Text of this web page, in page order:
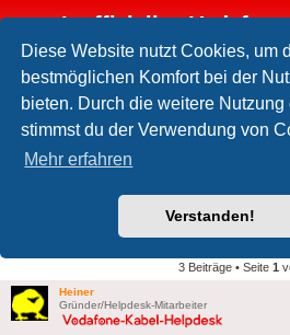
Diese Website nutzt Cookies, um
bestmöglichen Komfort bei der
bieten. Durch die weitere Nutzung
stimmst du der Verwendung von
Mehr erfahren
Verstanden!
Inoffizielles
FAQ
Foren-Übersicht Offtopic
ProSiebenSat.1:
3 Beiträge • Seite 1
Heiner
Gründer/Helpdesk-Mitarbeiter